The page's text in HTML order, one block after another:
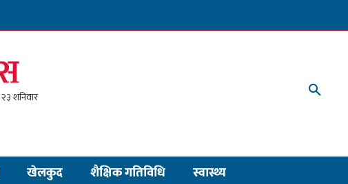
खेलकुद शैक्षिक गतिविधि स्वास्थ्य